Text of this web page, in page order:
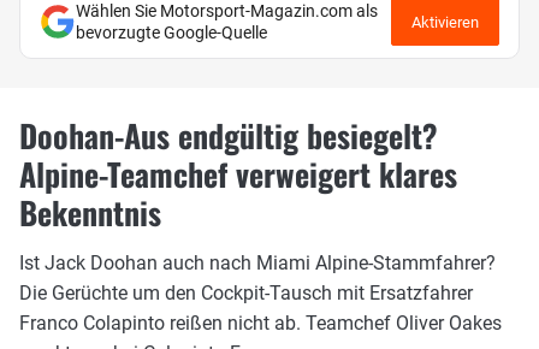
Wählen Sie Motorsport-Magazin.com als
bevorzugte Google-Quelle
Aktivieren
Doohan-Aus endgültig besiegelt?
Alpine-Teamchef verweigert klares
Bekenntnis
Ist Jack Doohan auch nach Miami Alpine-Stammfahrer?
Die Gerüchte um den Cockpit-Tausch mit Ersatzfahrer
Franco Colapinto reißen nicht ab. Teamchef Oliver Oakes